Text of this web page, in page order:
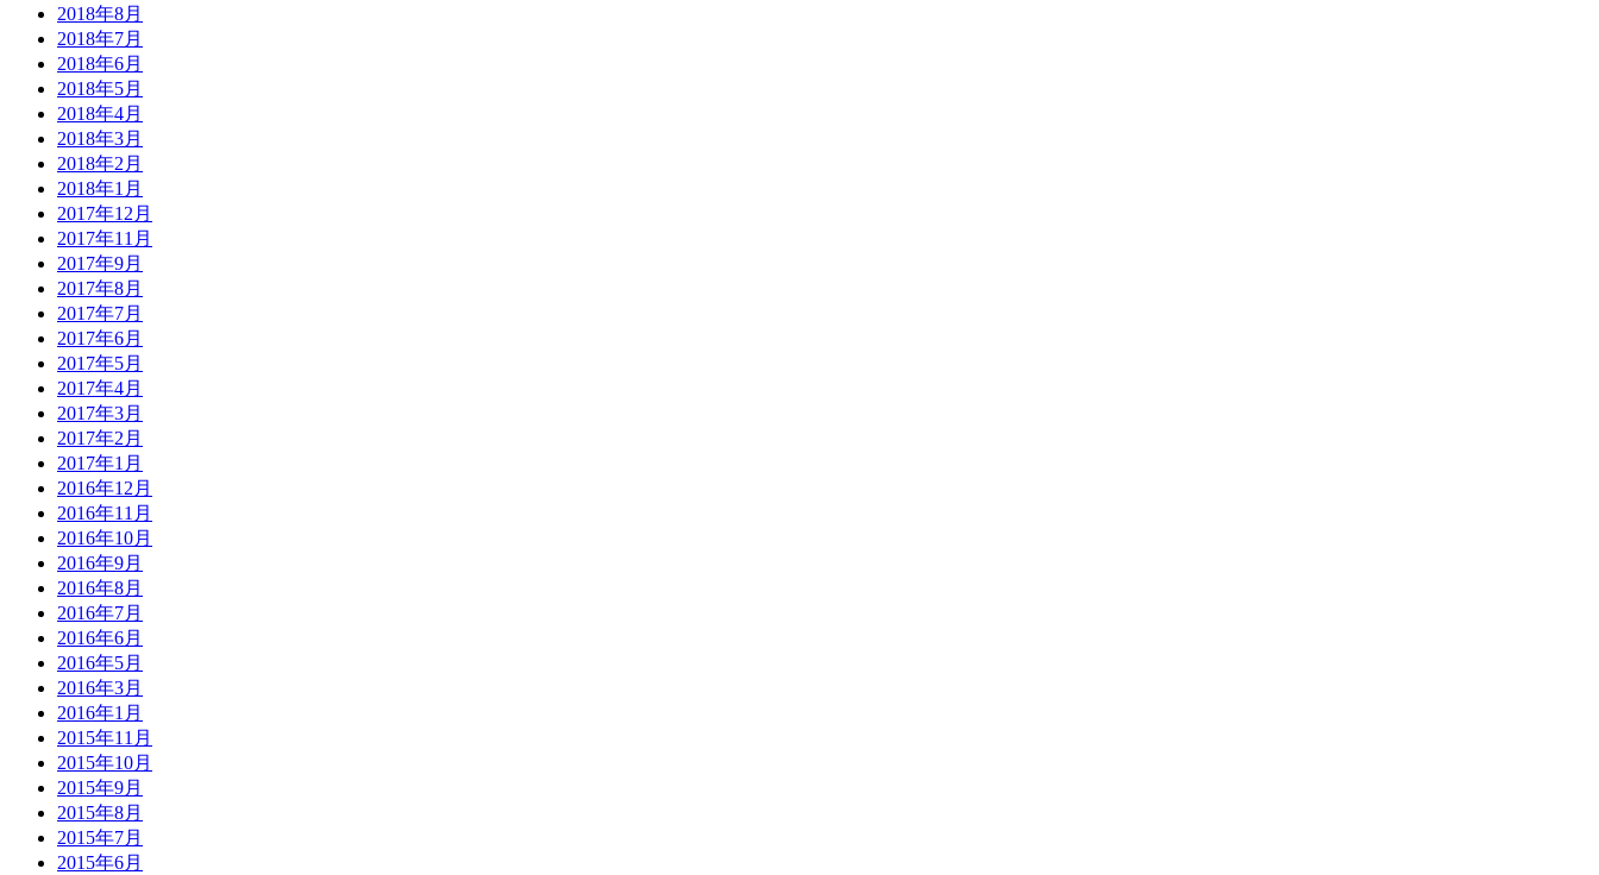
2018年8月
2018年7月
2018年6月
2018年5月
2018年4月
2018年3月
2018年2月
2018年1月
2017年12月
2017年11月
2017年9月
2017年8月
2017年7月
2017年6月
2017年5月
2017年4月
2017年3月
2017年2月
2017年1月
2016年12月
2016年11月
2016年10月
2016年9月
2016年8月
2016年7月
2016年6月
2016年5月
2016年3月
2016年1月
2015年11月
2015年10月
2015年9月
2015年8月
2015年7月
2015年6月